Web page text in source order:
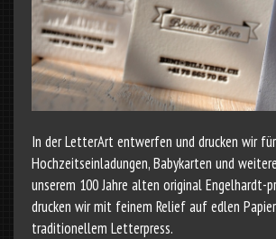
In der LetterArt entwerfen und drucken wir
Hochzeitseinladungen, Babykarten und
unserem 100 Jahre alten original Engelhardt-
drucken wir mit feinem Relief auf edlen
traditionellem Letterpress.